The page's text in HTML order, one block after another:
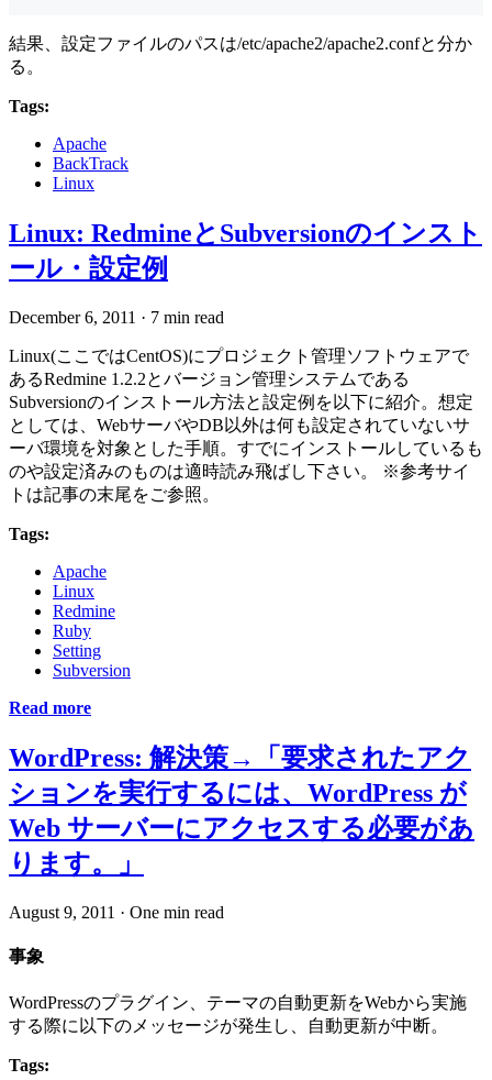
結果、設定ファイルのパスは/etc/apache2/apache2.confと分か
る。
Tags:
Apache
BackTrack
Linux
Linux: RedmineとSubversionのインスト
ール・設定例
December 6, 2011 · 7 min read
Linux(ここではCentOS)にプロジェクト管理ソフトウェアで
あるRedmine 1.2.2とバージョン管理システムである
Subversionのインストール方法と設定例を以下に紹介。想定
としては、WebサーバやDB以外は何も設定されていないサ
ーバ環境を対象とした手順。すでにインストールしているも
のや設定済みのものは適時読み飛ばし下さい。 ※参考サイ
トは記事の末尾をご参照。
Tags:
Apache
Linux
Redmine
Ruby
Setting
Subversion
Read more
WordPress: 解決策→「要求されたアク
ションを実行するには、WordPress が
Web サーバーにアクセスする必要があ
ります。」
August 9, 2011 · One min read
事象
WordPressのプラグイン、テーマの自動更新をWebから実施
する際に以下のメッセージが発生し、自動更新が中断。
Tags: